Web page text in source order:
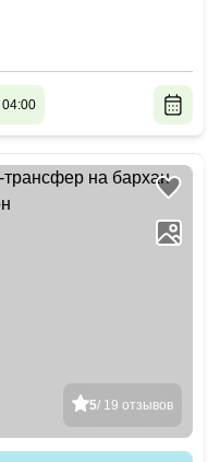
04:00
5/ 19 отзывов